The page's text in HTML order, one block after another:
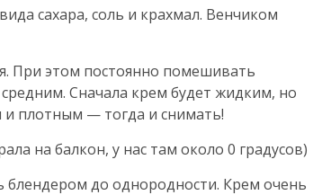
сахара, соль и крахмал. Венчиком
При этом постоянно помешивать
Сначала крем будет жидким, но
и плотным — тогда и снимать!
на балкон, у нас там около 0 градусов)
блендером до однородности. Крем очень